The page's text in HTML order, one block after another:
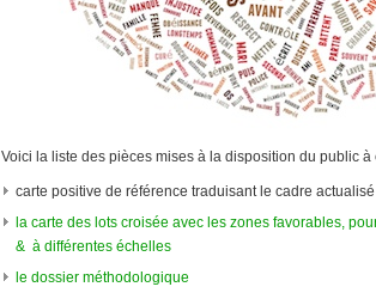
Voici la liste des pièces mises à la disposition du public à
carte positive de référence traduisant le cadre
la carte des lots croisée avec les zones favorables,
& à différentes échelles
le dossier méthodologique